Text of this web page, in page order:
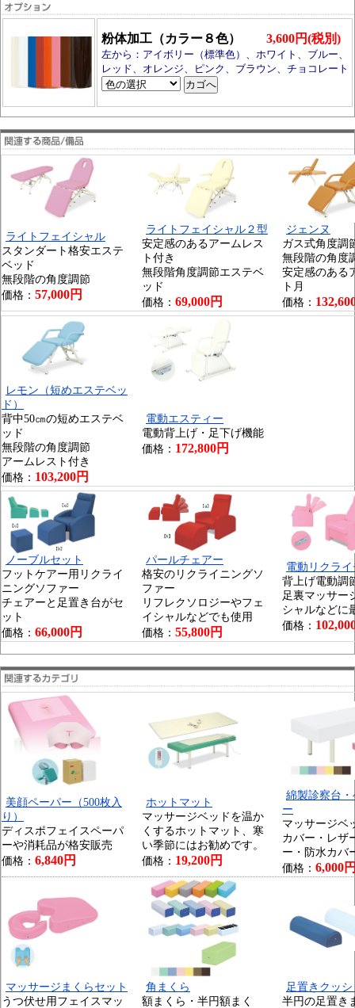
粉体加工（カラー８色） 3,600円(税別)
左から：アイボリー（標準色）、ホワイト、ブルー、
レッド、オレンジ、ピンク、ブラウン、チョコレート
ライトフェイシャル
スタンダート格安エステ
ベッド
無段階の角度調節
価格： 57,000円
ライトフェイシャル２型
安定感のあるアームレス
ト付き
無段階角度調節エステベ
ッド
価格： 69,000円
ジェンヌ
ガス式角度調
無段階の角度
安定感のある
ト月
価格：
レモン（短めエステベッ
ド）
背中50㎝の短めエステベ
ッド
無段階の角度調節
アームレスト付き
価格： 103,200円
電動エスティー
電動背上げ・足下げ機能
価格： 172,800円
ノーブルセット
フットケアー用リクライ
ニングソファー
チェアーと足置き台がセ
ット
価格： 66,000円
パールチェアー
格安のリクライニングソ
ファー
リフレクソロジーやフェ
イシャルなどでも使用
価格： 55,800円
電動リクラ
背上げ電動調
足裏マッサー
シャルなどに
価格：
美顔ペーパー（500枚入
り）
ディスポフェイスペーパ
ーや消耗品が格安販売
価格： 6,840円
ホットマット
マッサージベッドを温か
くするホットマット、寒
い季節にはお勧めです。
価格： 19,200円
綿製診察台
ー
マッサージベ
カバー・レザ
ー・防水カバ
価格： 6,000
マッサージまくらセット
うつ伏せ用フェイスマッ
角まくら
額まくら・半円額まく
足置きクッ
半円の足置き